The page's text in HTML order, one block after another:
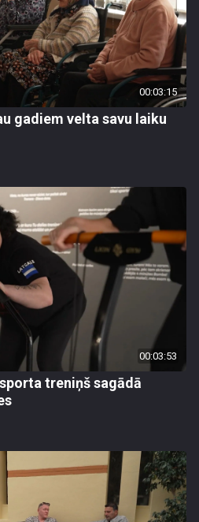
00:03:15
gadiem velta savu laiku
00:03:53
treniņš sagādā